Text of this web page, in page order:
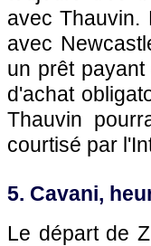
avec Thauvin.
avec
un prêt
d'achat
Thauvin
courtisé par
5. Cavani,
Le départ de